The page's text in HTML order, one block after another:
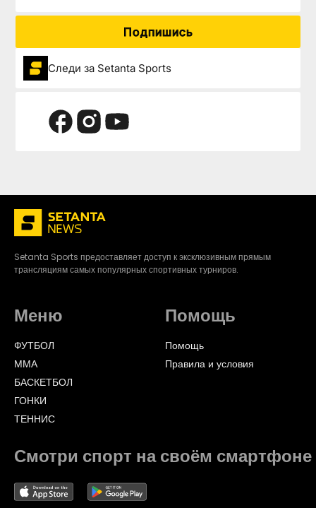
Подпишись
Следи за Setanta Sports
Setanta Sports предоставляет доступ к эксклюзивным прямым
трансляциям самых популярных спортивных турниров.
Меню
ФУТБОЛ
ММА
БАСКЕТБОЛ
ГОНКИ
ТЕННИС
Помощь
Помощь
Правила и условия
Смотри спорт на своём смартфоне